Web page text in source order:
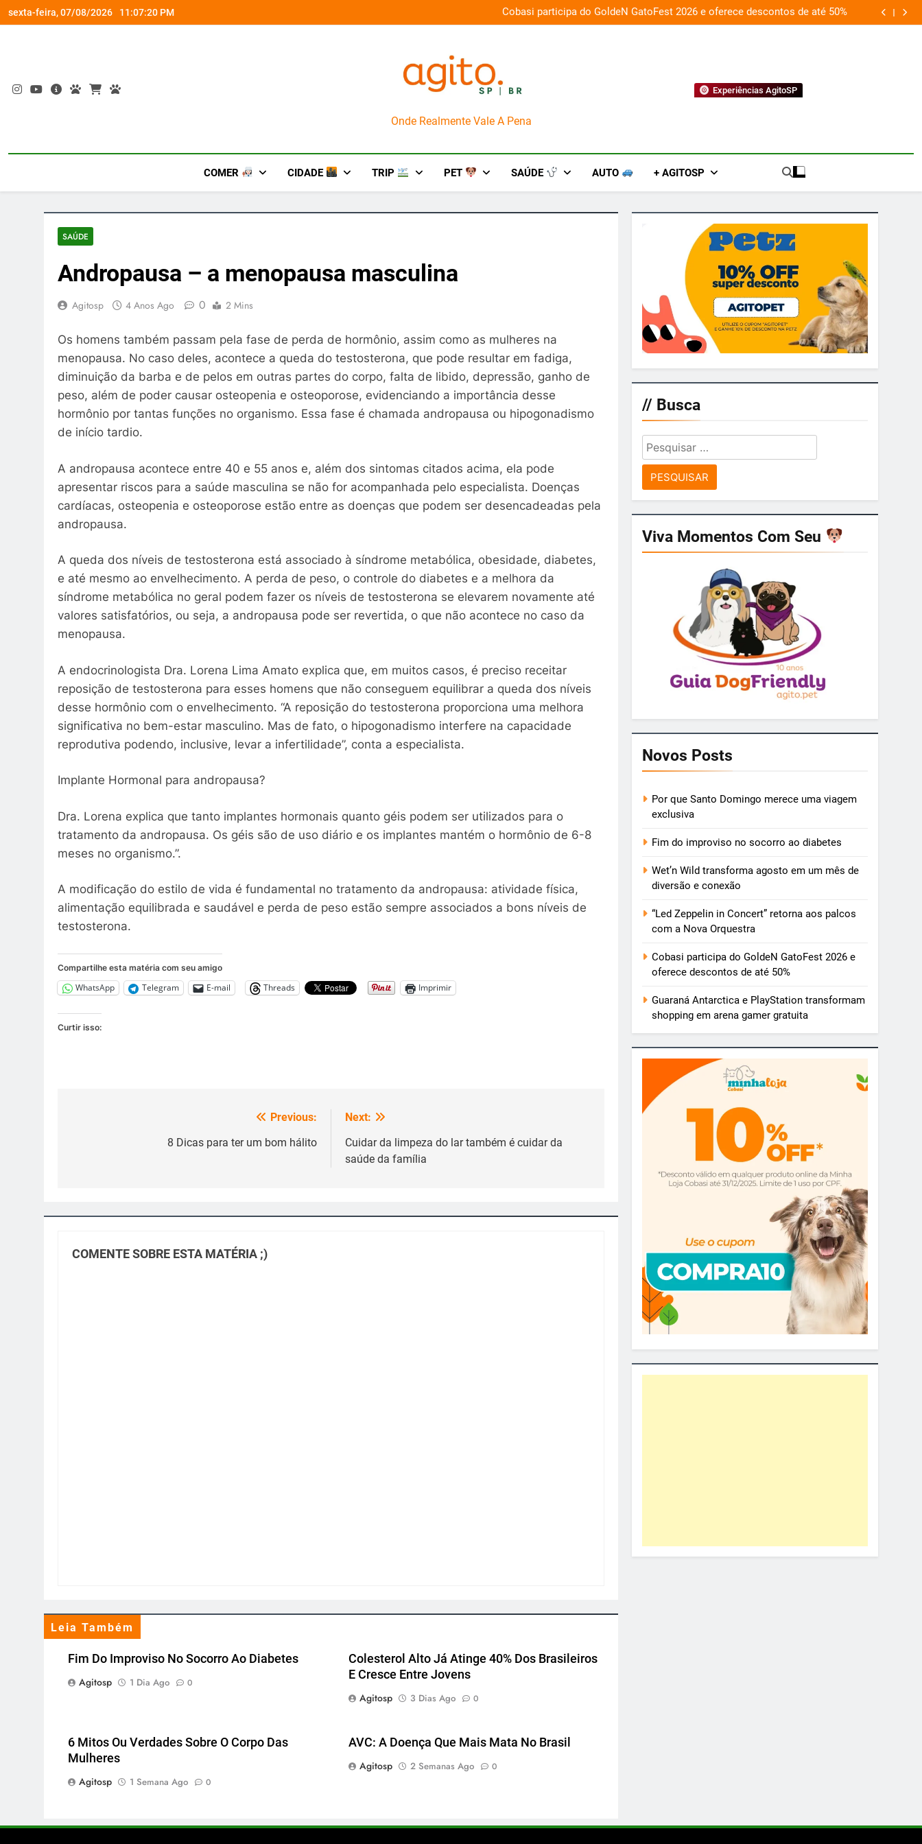
Skip
to
sexta-feira, 07/08/2026 11:07:21 PM
e conexão “Led Zeppelin in Concert” retorna aos palcos com a Nova Orquestra Cobasi participa do GoldeN GatoFest 2026 e oferece descontos de até 50% Guaraná
AgitoSP
Onde Realmente Vale A Pena
Experiências AgitoSP
COMER CIDADE TRIP PET SAÚDE AUTO + AGITOSP
SAÚDE
Andropausa – a menopausa masculina
Agitosp 4 Anos Ago 0 2 Mins
Os homens também passam pela fase de perda de hormônio, assim como as mulheres na
menopausa. No caso deles, acontece a queda do testosterona, que pode resultar em fadiga,
diminuição da barba e de pelos em outras partes do corpo, falta de libido, depressão, ganho de
peso, além de poder causar osteopenia e osteoporose, evidenciando a importância desse
hormônio por tantas funções no organismo. Essa fase é chamada andropausa ou hipogonadismo
de início tardio.
A andropausa acontece entre 40 e 55 anos e, além dos sintomas citados acima, ela pode
apresentar riscos para a saúde masculina se não for acompanhada pelo especialista. Doenças
cardíacas, osteopenia e osteoporose estão entre as doenças que podem ser desencadeadas pela
andropausa.
A queda dos níveis de testosterona está associado à síndrome metabólica, obesidade, diabetes,
e até mesmo ao envelhecimento. A perda de peso, o controle do diabetes e a melhora da
síndrome metabólica no geral podem fazer os níveis de testosterona se elevarem novamente até
valores satisfatórios, ou seja, a andropausa pode ser revertida, o que não acontece no caso da
menopausa.
A endocrinologista Dra. Lorena Lima Amato explica que, em muitos casos, é preciso receitar
reposição de testosterona para esses homens que não conseguem equilibrar a queda dos níveis
desse hormônio com o envelhecimento. “A reposição do testosterona proporciona uma melhora
significativa no bem-estar masculino. Mas de fato, o hipogonadismo interfere na capacidade
reprodutiva podendo, inclusive, levar a infertilidade”, conta a especialista.
Implante Hormonal para andropausa?
Dra. Lorena explica que tanto implantes hormonais quanto géis podem ser utilizados para o
tratamento da andropausa. Os géis são de uso diário e os implantes mantém o hormônio de 6-8
meses no organismo.”.
A modificação do estilo de vida é fundamental no tratamento da andropausa: atividade física,
alimentação equilibrada e saudável e perda de peso estão sempre associados a bons níveis de
testosterona.
Compartilhe esta matéria com seu amigo
WhatsApp Telegram E-mail Threads Imprimir
Curtir isso:
Previous:
8 Dicas para ter um bom hálito
Next:
Cuidar da limpeza do lar também é cuidar da
saúde da família
COMENTE SOBRE ESTA MATÉRIA ;)
Leia Também
Fim Do Improviso No Socorro Ao Diabetes
Agitosp
1 Dia Ago 0
Colesterol Alto Já Atinge 40% Dos Brasileiros
E Cresce Entre Jovens
Agitosp
3 Dias Ago 0
6 Mitos Ou Verdades Sobre O Corpo Das
Mulheres
Agitosp
1 Semana Ago 0
AVC: A Doença Que Mais Mata No Brasil
Agitosp
2 Semanas Ago 0
// Busca
Pesquisar
por:
Viva Momentos Com Seu
Novos Posts
Por que Santo Domingo merece uma viagem
exclusiva
Fim do improviso no socorro ao diabetes
Wet’n Wild transforma agosto em um mês de
diversão e conexão
“Led Zeppelin in Concert” retorna aos palcos
com a Nova Orquestra
Cobasi participa do GoldeN GatoFest 2026 e
oferece descontos de até 50%
Guaraná Antarctica e PlayStation transformam
shopping em arena gamer gratuita